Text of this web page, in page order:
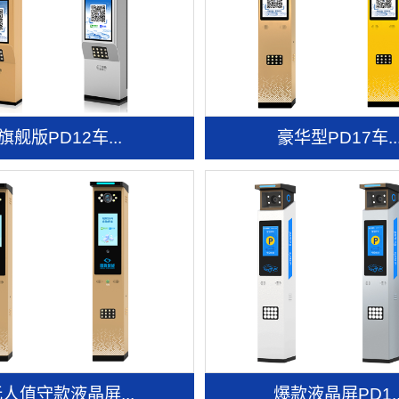
舰版PD12车... 豪华型PD17车
值守款液晶屏... 爆款液晶屏